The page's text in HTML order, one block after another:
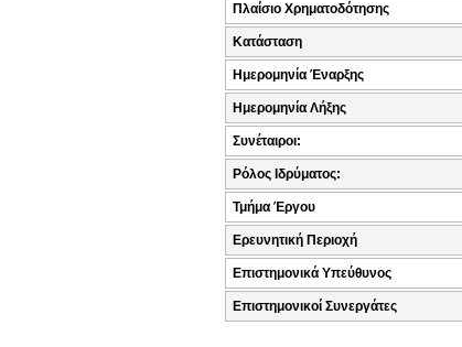
Πλαίσιο Χρηματοδότησης
Κατάσταση
Ημερομηνία Έναρξης
Ημερομηνία Λήξης
Συνέταιροι:
Ρόλος Ιδρύματος:
Τμήμα Έργου
Ερευνητική Περιοχή
Επιστημονικά Υπεύθυνος
Επιστημονικοί Συνεργάτες